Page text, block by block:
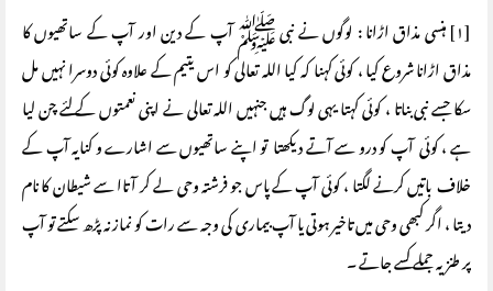
[۱] ہنسی مذاق اڑانا : لوگوں نے نبی ﷺ آپ کے دین اور آپ کے ساتھیوں کا
مذاق اڑانا شروع کیا ، کوئی کہنا کہ کیا اللہ تعالی کو اس یتیم کے علاوہ کوئی دوسرا نہیں مل
سکا جسے نبی بناتا ، کوئی کہتا یہی لوگ ہیں جنہیں اللہ تعالی نے اپنی نعمتوں کے لئے چن لیا
ہے ، کوئی آپ کو درو سے آتے دیکھتا تو اپنے ساتھیوں سے اشارے و کنایہ آپ کے
خلاف باتیں کرنے لگتا ، کوئی آپ کے پاس جو فرشتہ وحی لے کر آتاا سے شیطان کا نام
دیتا ، اگر کبھی وحی میں تاخیر ہوتی یا آپ بیماری کی وجہ سے رات کو نماز نہ پڑھ سکتے تو آپ
پر طنزیہ جملے کسے جاتے ۔